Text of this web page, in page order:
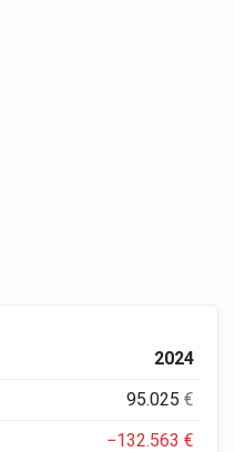
2024
95.025€
−132.563€